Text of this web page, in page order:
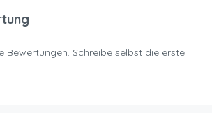
Bewertungen. Schreibe selbst die erste